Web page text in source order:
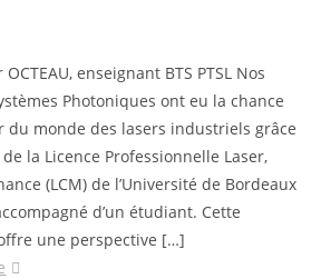
enseignant BTS PTSL Nos
Photoniques ont eu la chance
monde des lasers industriels grâce
la Licence Professionnelle Laser,
(LCM) de l’Université de Bordeaux
d’un étudiant. Cette
une perspective […]